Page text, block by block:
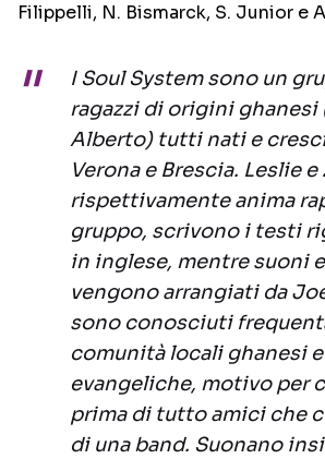
Filippelli, N. Bismarck, S. Junior e
I Soul System sono un
ragazzi di origini
Alberto) tutti nati e
Verona e Brescia. Leslie e
rispettivamente anima
gruppo, scrivono i testi
in inglese, mentre suoni
vengono arrangiati da
sono conosciuti
comunità locali ghanesi
evangeliche, motivo per
prima di tutto amici che
di una band. Suonano